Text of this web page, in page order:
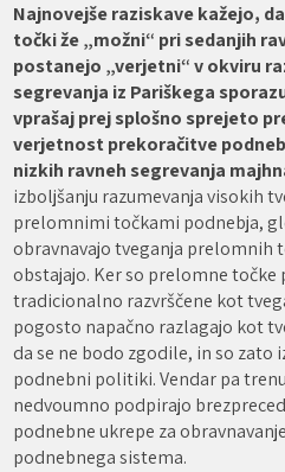
Najnovejše raziskave kažejo,
točki že „možni“ pri sedanjih
postanejo „verjetni“ v okviru
segrevanja iz Pariškega
vprašaj prej splošno sprejeto
verjetnost prekoračitve
nizkih ravneh segrevanja
izboljšanju razumevanja visokih
prelomnimi točkami podnebja,
obravnavajo tveganja prelomnih
obstajajo. Ker so prelomne točke
tradicionalno razvrščene kot
pogosto napačno razlagajo kot
da se ne bodo zgodile, in so zato
podnebni politiki. Vendar pa
nedvoumno podpirajo
podnebne ukrepe za
podnebnega sistema.